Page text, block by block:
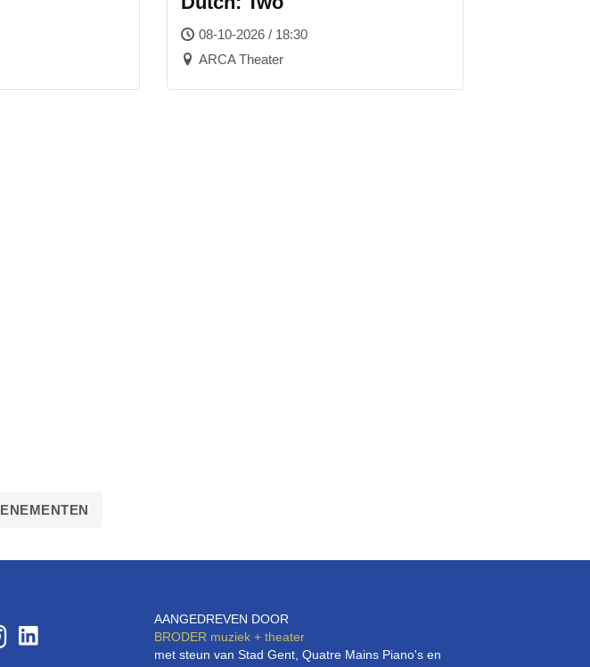
08-10-2026 / 18:30
ARCA Theater
AANGEDREVEN DOOR
BRODER muziek + theater
met steun van Stad Gent, Quatre Mains Piano's en